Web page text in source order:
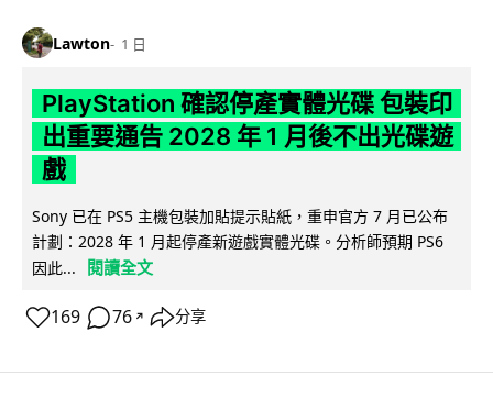
Lawton 1 日
PlayStation 確認停產實體光碟 包裝印
出重要通告 2028 年 1 月後不出光碟遊
戲
Sony 已在 PS5 主機包裝加貼提示貼紙，重申官方 7 月已公布
計劃：2028 年 1 月起停產新遊戲實體光碟。分析師預期 PS6
因此...
閱讀全文
169 76 ↗ 分享